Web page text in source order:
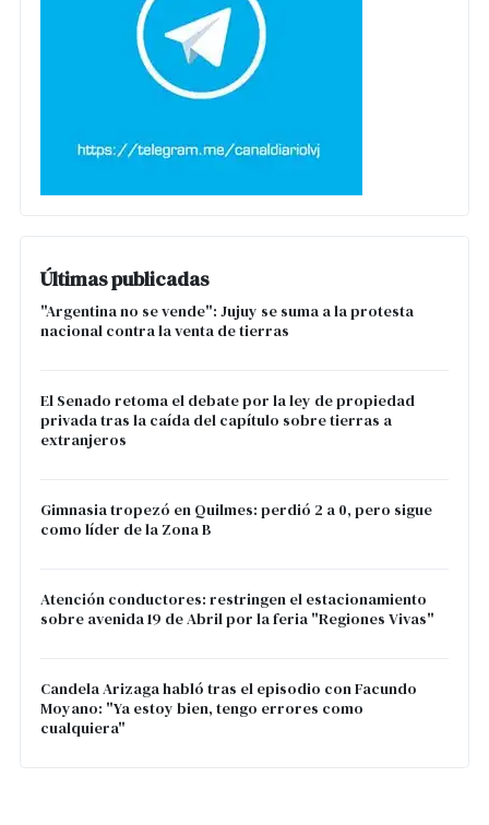
Últimas publicadas
"Argentina no se vende": Jujuy se suma a la protesta
nacional contra la venta de tierras
El Senado retoma el debate por la ley de propiedad
privada tras la caída del capítulo sobre tierras a
extranjeros
Gimnasia tropezó en Quilmes: perdió 2 a 0, pero sigue
como líder de la Zona B
Atención conductores: restringen el estacionamiento
sobre avenida 19 de Abril por la feria "Regiones Vivas"
Candela Arizaga habló tras el episodio con Facundo
Moyano: "Ya estoy bien, tengo errores como
cualquiera"